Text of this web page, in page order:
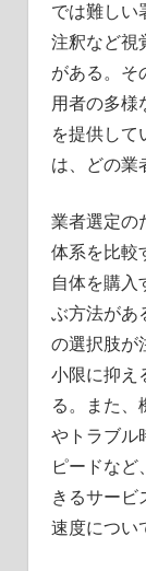
では難しい
注釈など視
がある。そ
用者の多様
を提供して
は、どの業
業者選定の
体系を比較
自体を購入
ぶ方法があ
の選択肢が
小限に抑え
る。また、
やトラブル
ピードな
きるサービ
速度につい